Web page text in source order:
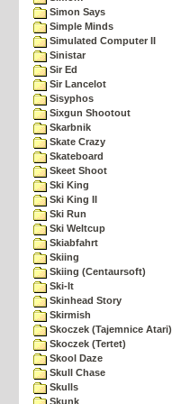
Simon Says
Simple Minds
Simulated Computer II
Sinistar
Sir Ed
Sir Lancelot
Sisyphos
Sixgun Shootout
Skarbnik
Skate Crazy
Skateboard
Skeet Shoot
Ski King
Ski King II
Ski Run
Ski Weltcup
Skiabfahrt
Skiing
Skiing (Centaursoft)
Ski-It
Skinhead Story
Skirmish
Skoczek (Tajemnice Atari)
Skoczek (Tertet)
Skool Daze
Skull Chase
Skulls
Skunk